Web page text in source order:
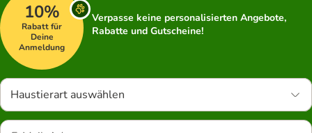
10%
Rabatt für
Deine
Anmeldung
Verpasse keine personalisierten Angebote,
Rabatte und Gutscheine!
Haustierart auswählen